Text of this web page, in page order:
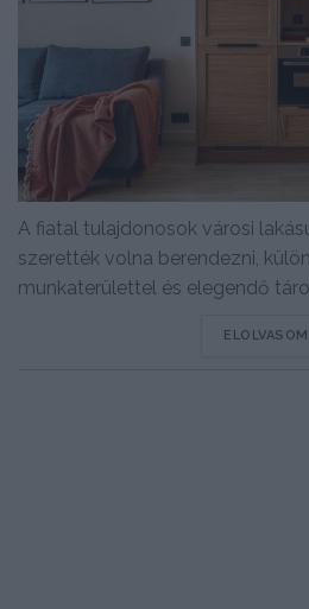
A fiatal tulajdonosok városi
szerették volna berendezni,
munkaterülettel és elegendő
ELOLVASOM